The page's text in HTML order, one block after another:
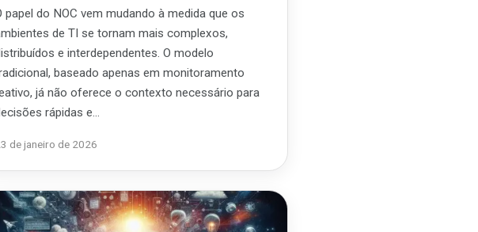
papel do NOC vem mudando à medida que os
de TI se tornam mais complexos,
e interdependentes. O modelo
baseado apenas em monitoramento
já não oferece o contexto necessário para
rápidas e…
de janeiro de 2026